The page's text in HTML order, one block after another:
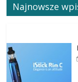
Najnowsze